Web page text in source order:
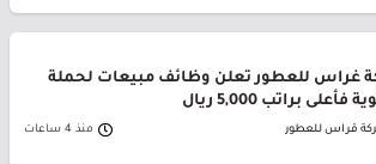
غراس للعطور تعلن وظائف مبيعات لحملة
فأعلى براتب 5,000 ريال
قراس للعطور منذ 4 ساعات